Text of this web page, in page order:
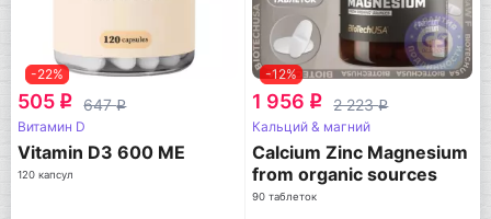
-22%
505 q 647q
Витамин D
Vitamin D3 600 МЕ
120 капсул
-12%
1 956 q 2 223q
Кальций & магний
Calcium Zinc Magnesium
from organic sources
90 таблеток